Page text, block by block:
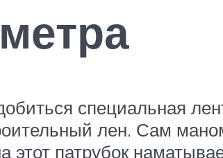
специальная
лен. Сам
патрубок